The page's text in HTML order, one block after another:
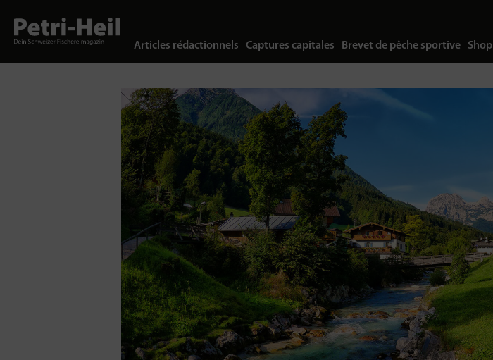
Articles rédactionnels Captures capitales Brevet de pêche sportive Shop